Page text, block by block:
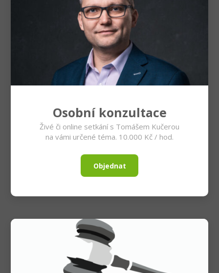
Osobní konzultace
Živé či online setkání s Tomášem Kučerou
na vámi určené téma. 10.000 Kč / hod.
Objednat